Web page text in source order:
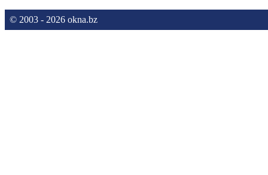
© 2003 - 2026 okna.bz